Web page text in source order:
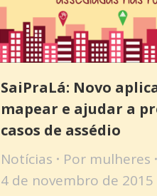
SaiPraLá: Novo
mapear e ajudar a
casos de assédio
Notícias Por mulheres
4 de novembro de 2015